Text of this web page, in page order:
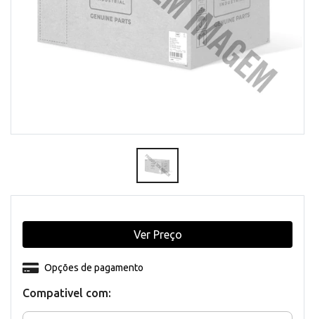
Compativel com:
Opções de pagamento
Ver Preço